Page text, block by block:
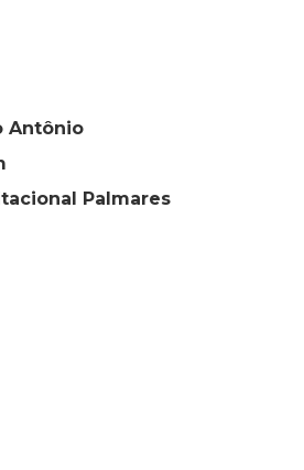
Antônio
Palmares